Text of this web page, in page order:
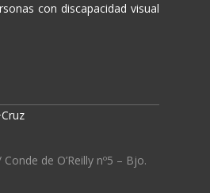
con discapacidad visual
de O’Reilly nº5 – Bjo.